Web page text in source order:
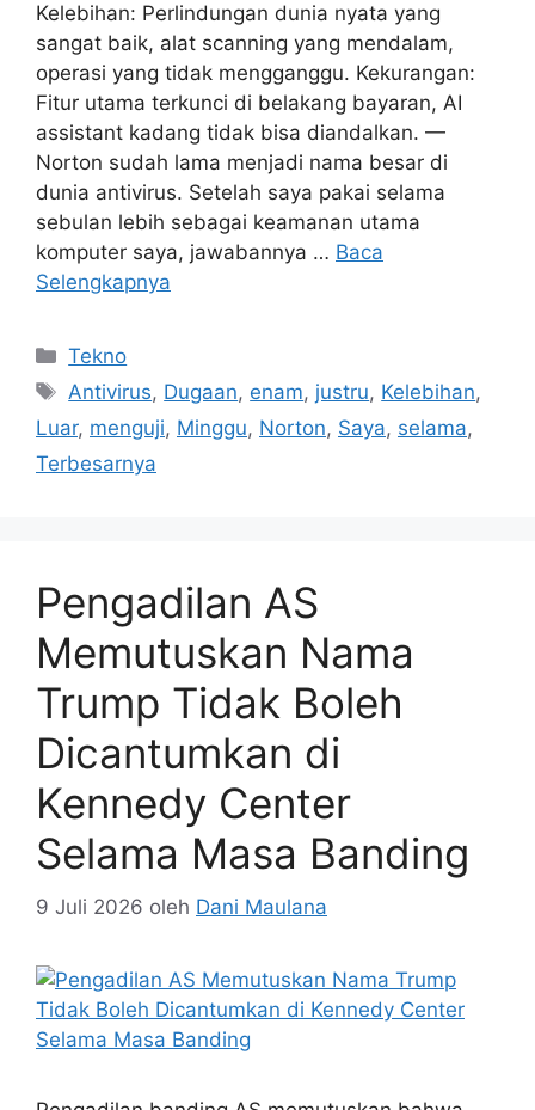
Kelebihan: Perlindungan dunia nyata yang
sangat baik, alat scanning yang mendalam,
operasi yang tidak mengganggu. Kekurangan:
Fitur utama terkunci di belakang bayaran, AI
assistant kadang tidak bisa diandalkan. —
Norton sudah lama menjadi nama besar di
dunia antivirus. Setelah saya pakai selama
sebulan lebih sebagai keamanan utama
komputer saya, jawabannya … Baca
Selengkapnya
Kategori
Tekno
Tag
Antivirus, Dugaan, enam, justru, Kelebihan,
Luar, menguji, Minggu, Norton, Saya, selama,
Terbesarnya
Pengadilan AS
Memutuskan Nama
Trump Tidak Boleh
Dicantumkan di
Kennedy Center
Selama Masa Banding
9 Juli 2026 oleh Dani Maulana